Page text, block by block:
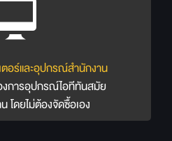
อร์และอุปกรณ์สำนักงาน
การอุปกรณ์ไอทีทันสมัย
โดยไม่ต้องจัดซื้อเอง